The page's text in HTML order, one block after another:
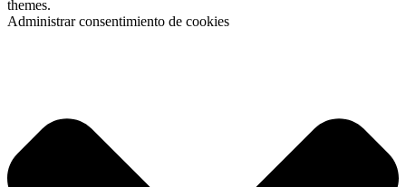
themes.
Administrar consentimiento de cookies